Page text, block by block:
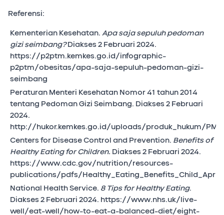
Referensi:
Kementerian Kesehatan. Apa saja sepuluh pedoman
gizi seimbang?Diakses 2 Februari 2024.
https://p2ptm.kemkes.go.id/infographic-
p2ptm/obesitas/apa-saja-sepuluh-pedoman-gizi-
seimbang
Peraturan Menteri Kesehatan Nomor 41 tahun 2014
tentang Pedoman Gizi Seimbang. Diakses 2 Februari
2024.
http://hukor.kemkes.go.id/uploads/produk_hukum/
Centers for Disease Control and Prevention. Benefits of
Healthy Eating for Children. Diakses 2 Februari 2024.
https://www.cdc.gov/nutrition/resources-
publications/pdfs/
National Health Service. 8 Tips for Healthy Eating.
Diakses 2 Februari 2024. https://www.nhs.uk/live-
well/eat-well/how-to-eat-a-balanced-diet/eight-